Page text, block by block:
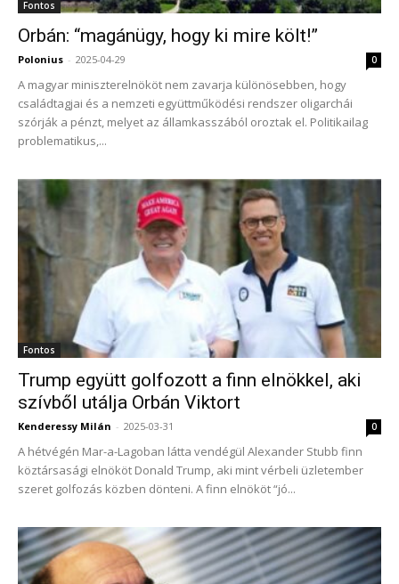
Fontos
Orbán: “magánügy, hogy ki mire költ!”
Polonius - 2025-04-29 0
A magyar miniszterelnököt nem zavarja különösebben, hogy
családtagjai és a nemzeti együttműködési rendszer oligarchái
szórják a pénzt, melyet az államkasszából oroztak el. Politikailag
problematikus,...
Fontos
Trump együtt golfozott a finn elnökkel, aki
szívből utálja Orbán Viktort
Kenderessy Milán - 2025-03-31 0
A hétvégén Mar-a-Lagoban látta vendégül Alexander Stubb finn
köztársasági elnököt Donald Trump, aki mint vérbeli üzletember
szeret golfozás közben dönteni. A finn elnököt “jó...